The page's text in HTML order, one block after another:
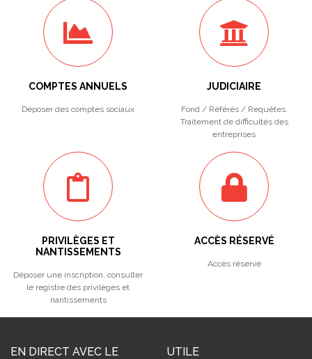
COMPTES ANNUELS
Déposer des comptes sociaux
JUDICIAIRE
Fond / Référés / Requêtes.
Traitement de difficultés des
entreprises
PRIVILÈGES ET
NANTISSEMENTS
Déposer une inscription, consulter
le registre des privilèges et
nantissements
ACCÈS RÉSERVÉ
Accès réservé
EN DIRECT AVEC LE
UTILE